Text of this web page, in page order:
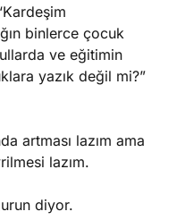
binlerce çocuk
ve eğitimin
yazık değil mi?”
artması lazım ama
lazım.
diyor.